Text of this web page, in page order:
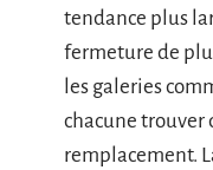
tendance plus
fermeture de
les galeries
chacune trouver
remplacement.